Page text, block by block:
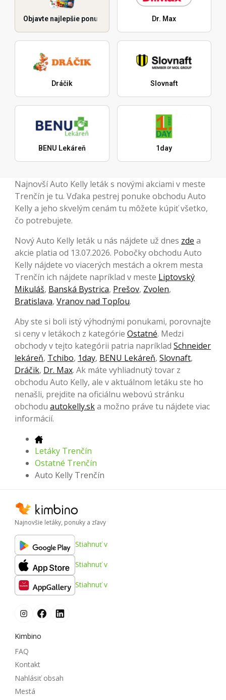
Objavte najlepšie ponuky Dr. Max
Dráčik Slovnaft
BENU Lekáreň 1day
Najnovší Auto Kelly leták s novými akciami v meste
Trenčín je tu. Vďaka pestrej ponuke obchodu Auto
Kelly a jeho skvelým cenám tu môžete kúpiť všetko,
čo potrebujete.
Nový Auto Kelly leták u nás nájdete už dnes zde a
akcie platia od 13.07.2026. Pobočky obchodu Auto
Kelly nájdete vo viacerých mestách a okrem mesta
Trenčín ich nájdete napríklad v meste Liptovský
Mikuláš, Banská Bystrica, Prešov, Zvolen,
Bratislava, Vranov nad Topľou.
Aby ste si boli istý výhodnými ponukami, porovnajte
si ceny v letákoch z kategórie Ostatné. Medzi
obchody v tejto kategórii patria napríklad Schneider
lekáreň, Tchibo, 1day, BENU Lekáreň, Slovnaft,
Dráčik, Dr. Max. Ak máte vyhliadnutý tovar z
obchodu Auto Kelly, ale v aktuálnom letáku ste ho
nenašli, prejdite na oficiálnu webovú stránku
obchodu autokelly.ska možno práve tu nájdete viac
informácií.
Letáky Trenčín
Ostatné Trenčín
Auto Kelly Trenčín
Najnovšie letáky, ponuky a zľavy
Stiahnuť v
Stiahnuť v
Stiahnuť v
Kimbino
FAQ
Kontakt
Nahlásiť obsah
Mestá